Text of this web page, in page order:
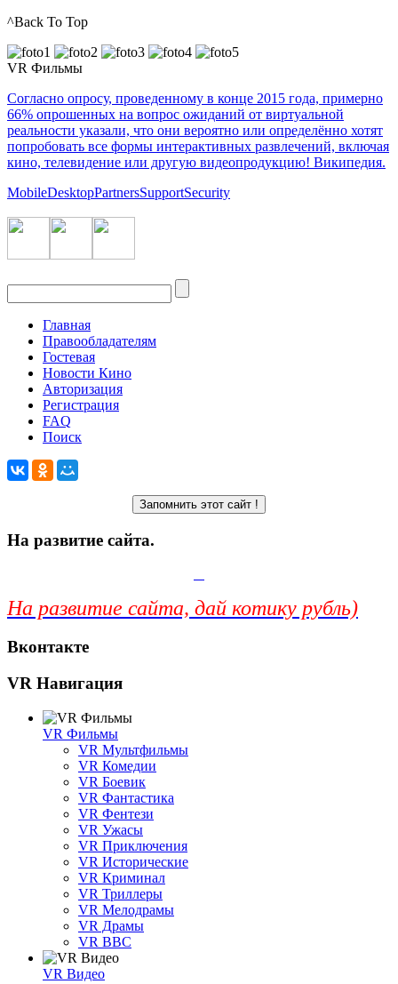
^Back To Top
VR Фильмы
Согласно опросу, проведенному в конце 2015 года, примерно
66% опрошенных на вопрос ожиданий от виртуальной
реальности указали, что они вероятно или определённо хотят
попробовать все формы интерактивных развлечений, включая
кино, телевидение или другую видеопродукцию! Википедия.
MobileDesktopPartnersSupportSecurity
Главная
Правообладателям
Гостевая
Новости Кино
Авторизация
Регистрация
FAQ
Поиск
На развитие сайта.
На развитие сайта, дай котику рубль)
Вконтакте
VR Навигация
VR Фильмы
VR Мультфильмы
VR Комедии
VR Боевик
VR Фантастика
VR Фентези
VR Ужасы
VR Приключения
VR Исторические
VR Криминал
VR Триллеры
VR Мелодрамы
VR Драмы
VR BBC
VR Видео